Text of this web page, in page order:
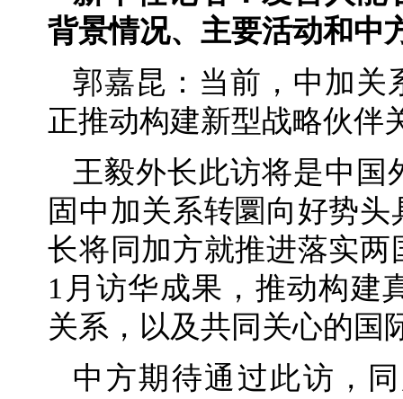
背景情况、主要活动和中
郭嘉昆：当前，中加关
正推动构建新型战略伙伴
王毅外长此访将是中国
固中加关系转圜向好势
长将同加方就推进落实
1月访华成果，推动构建
关系，以及共同关心的国
中方期待通过此访，